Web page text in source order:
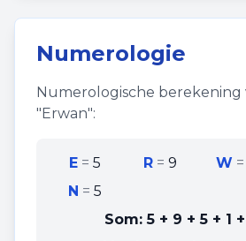
Numerologie
Numerologische berekening
"Erwan":
E= 5 R =9 W
N = 5
Som:5 + 9 + 5 + 1